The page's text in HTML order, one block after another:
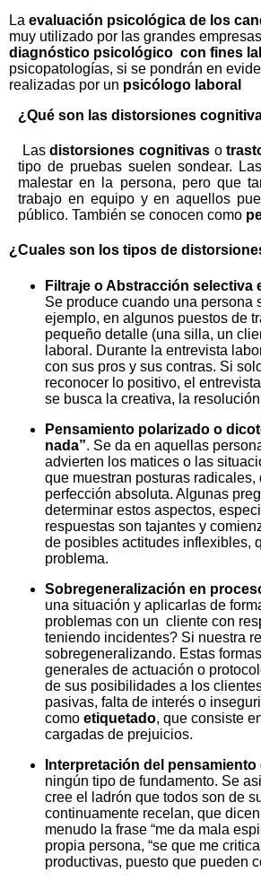
La evaluación psicológica de los
muy utilizado por las grandes
diagnóstico psicológico con fines
psicopatologías, si se pondrán en
realizadas por un psicólogo laboral
¿Qué son las distorsiones
Lasdistorsiones cognitivas o
tipo de pruebas suelen sondear. Las
malestar en la persona, pero que
trabajo en equipo y en aquellos
público. También se conocen como
¿Cuales son los tipos de
Filtraje o Abstracción
Se produce cuando una persona
ejemplo, en algunos puestos de
pequeño detalle (una silla, un
laboral. Durante la entrevista
con sus pros y sus contras. Si
reconocer lo positivo, el
se busca la creativa, la
Pensamiento polarizado o
nada”. Se da en aquellas
advierten los matices o las
que muestran posturas
perfección absoluta. Algunas
determinar estos aspectos,
respuestas son tajantes y
de posibles actitudes inflexibles,
problema.
Sobregeneralización en
una situación y aplicarlas de
problemas con un cliente con
teniendo incidentes? Si nuestra
sobregeneralizando. Estas
generales de actuación o
de sus posibilidades a los
pasivas, falta de interés o
como etiquetado, que consiste
cargadas de prejuicios.
Interpretación del
ningún tipo de fundamento. Se
cree el ladrón que todos son de
continuamente recelan, que
menudo la frase “me da mala
propia persona, “se que me
productivas, puesto que pueden